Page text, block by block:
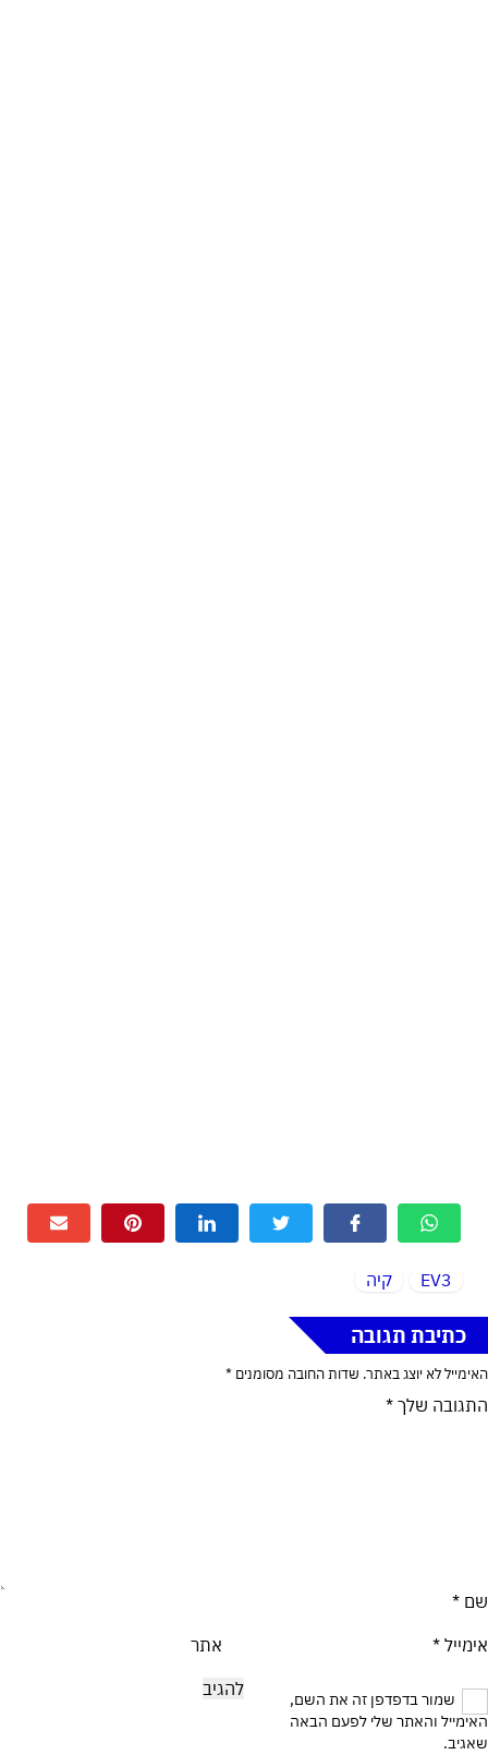
EV3 קיה
כתיבת תגובה
האימייל לא יוצג באתר. שדות החובה מסומנים *
התגובה שלך *
שם *
אימייל * אתר
שמור בדפדפן זה את השם,
האימייל והאתר שלי לפעם הבאה
שאגיב.